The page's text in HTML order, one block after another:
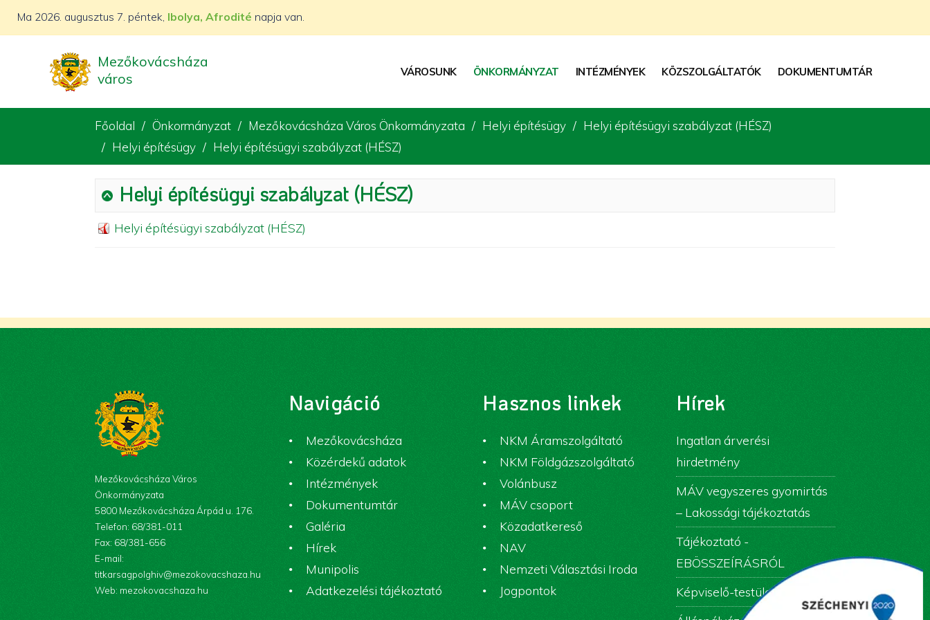
Ma 2026. augusztus 7. péntek, Ibolya, Afrodité napja van.
Mezőkovácsháza
város
VÁROSUNK ÖNKORMÁNYZAT INTÉZMÉNYEK KÖZSZOLGÁLTATÓK DOKUMENTUMTÁR
Főoldal Önkormányzat Mezőkovácsháza Város Önkormányzata Helyi építésügy
Helyi építésügyi szabályzat (HÉSZ)
Helyi építésügy
Helyi építésügyi szabályzat (HÉSZ)
Helyi építésügyi szabályzat (HÉSZ)
Helyi építésügyi szabályzat (HÉSZ)
Mezőkovácsháza Város
Önkormányzata
5800 Mezőkovácsháza Árpád u. 176.
Telefon: 68/381-011
Fax: 68/381-656
E-mail:
titkarsagpolghiv@mezokovacshaza.hu
Web: mezokovacshaza.hu
Navigáció
Mezőkovácsháza
Közérdekű adatok
Intézmények
Dokumentumtár
Galéria
Hírek
Munipolis
Adatkezelési tájékoztató
Hasznos linkek
NKM Áramszolgáltató
NKM Földgázszolgáltató
Volánbusz
MÁV csoport
Közadatkereső
NAV
Nemzeti Választási Iroda
Jogpontok
Hírek
Ingatlan árverési
hirdetmény
MÁV vegyszeres gyomirtás
– Lakossági tájékoztatás
Tájékoztató -
EBÖSSZEÍRÁSRÓL
Képviselő-testületi ülés